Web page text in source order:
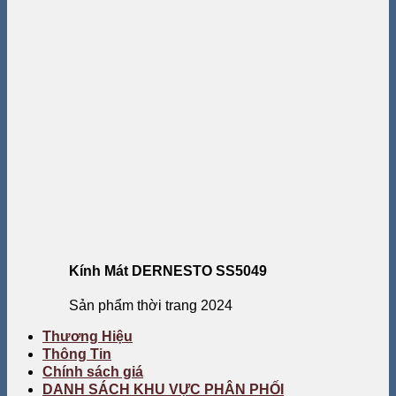
Kính Mát DERNESTO SS5049
Sản phẩm thời trang 2024
Thương Hiệu
Thông Tin
Chính sách giá
DANH SÁCH KHU VỰC PHÂN PHỐI